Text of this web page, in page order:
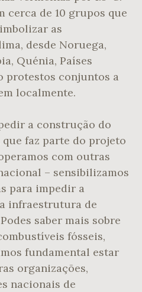
cerca de 10 grupos que
as
desde Noruega,
Quénia, Países
protestos conjuntos a
localmente.
a construção do
faz parte do projeto
com outras
– sensibilizamos
para impedir a
infraestrutura de
saber mais sobre
fósseis,
fundamental estar
organizações,
nacionais de